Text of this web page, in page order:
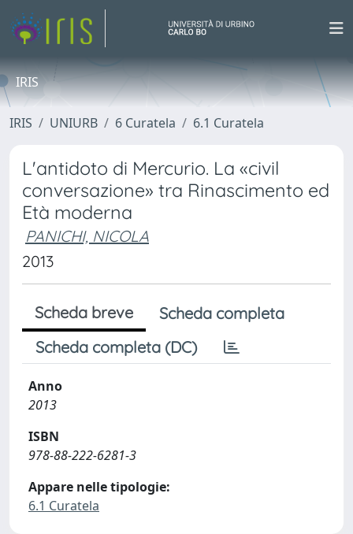
IRIS
IRIS UNIURB 6 Curatela 6.1 Curatela
L'antidoto di Mercurio. La «civil
conversazione» tra Rinascimento ed
Età moderna
PANICHI, NICOLA
2013
Scheda breve
Scheda completa
Scheda completa (DC)
Anno
2013
ISBN
978-88-222-6281-3
Appare nelle tipologie:
6.1 Curatela